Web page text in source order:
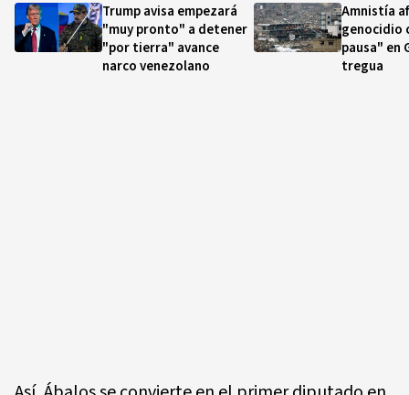
Trump avisa empezará
"muy pronto" a detener
"por tierra" avance
narco venezolano
Amnistía
genocidio
pausa" en
tregua